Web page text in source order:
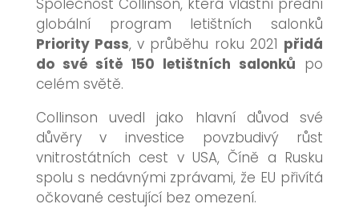
Společnost Collinson, která vlástní přední
globální program letištních salonků
Priority Pass, v průběhu roku 2021 přidá
do své sítě 150 letištních salonků po
celém světě.
Collinson uvedl jako hlavní důvod své
důvěry v investice povzbudivý růst
vnitrostátních cest v USA, Číně a Rusku
spolu s nedávnými zprávami, že EU přivítá
očkované cestující bez omezení.